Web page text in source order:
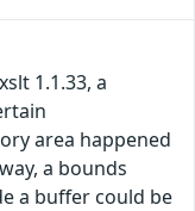
1.1.33, a
area happened
a bounds
a buffer could be